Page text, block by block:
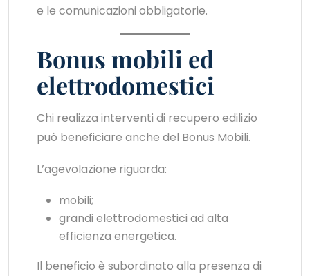
e le comunicazioni obbligatorie.
Bonus mobili ed
elettrodomestici
Chi realizza interventi di recupero edilizio
può beneficiare anche del Bonus Mobili.
L’agevolazione riguarda:
mobili;
grandi elettrodomestici ad alta
efficienza energetica.
Il beneficio è subordinato alla presenza di